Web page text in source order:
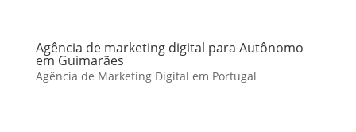
Agência de marketing digital para Autônomo
em Guimarães
Agência de Marketing Digital em Portugal